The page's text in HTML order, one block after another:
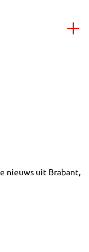
nieuws uit Brabant,